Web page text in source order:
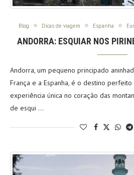
Blog Dicas de viagem Espanha
ANDORRA: ESQUIAR NOS
Andorra, um pequeno principado
França e a Espanha, é o destino
experiência única no coração das
de esqui …